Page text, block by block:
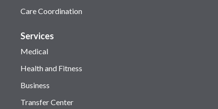
Care Coordination
Services
Medical
Health and Fitness
Business
Transfer Center